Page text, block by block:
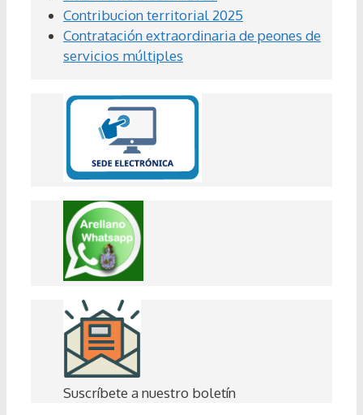
Contribucion territorial 2025
Contratación extraordinaria de peones de
servicios múltiples
Suscríbete a nuestro boletín